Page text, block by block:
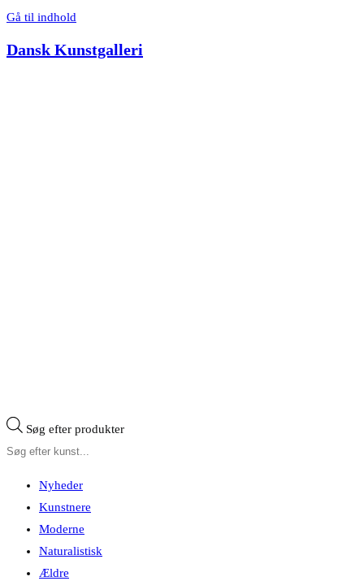
Gå til indhold
Dansk Kunstgalleri
Søg efter produkter
Nyheder
Kunstnere
Moderne
Naturalistisk
Ældre